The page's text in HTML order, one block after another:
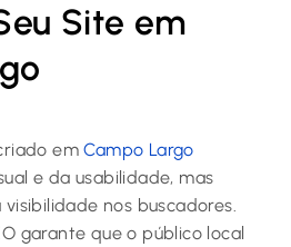
Site em
emCampo Largo
e da usabilidade, mas
nos buscadores.
garante que o público local